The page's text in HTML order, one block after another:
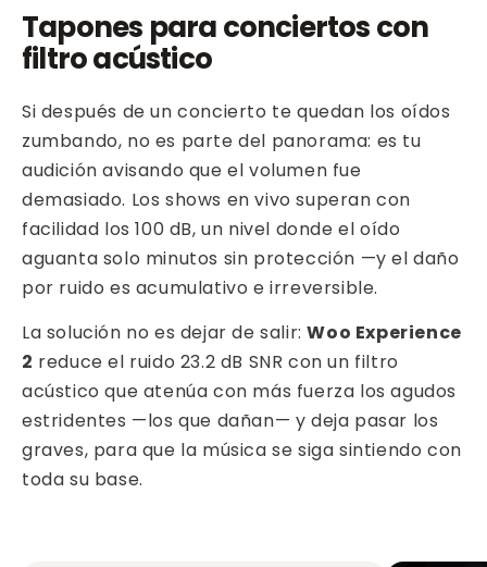
Tapones para conciertos con
filtro acústico
Si después de un concierto te quedan los oídos
zumbando, no es parte del panorama: es tu
audición avisando que el volumen fue
demasiado. Los shows en vivo superan con
facilidad los 100 dB, un nivel donde el oído
aguanta solo minutos sin protección —y el daño
por ruido es acumulativo e irreversible.
La solución no es dejar de salir:Woo Experience
2 reduce el ruido 23.2 dB SNR con un filtro
acústico que atenúa con más fuerza los agudos
estridentes —los que dañan— y deja pasar los
graves, para que la música se siga sintiendo con
toda su base.